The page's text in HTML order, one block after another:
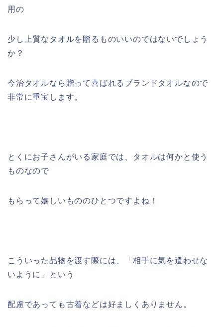
用の
少し上質なタオルを贈るものいいのではないでしょう
か？
今治タオルなら贈って喜ばれるブランドタオルなので
非常に重宝します。
とくにお子さんがいる家庭では、タオルは何かと使う
ものなので
もらって嬉しいもののひとつですよね！
こういった品物を渡す際には、「相手に気を遣わせな
いように」という
配慮であっても古着などは好ましくありません。